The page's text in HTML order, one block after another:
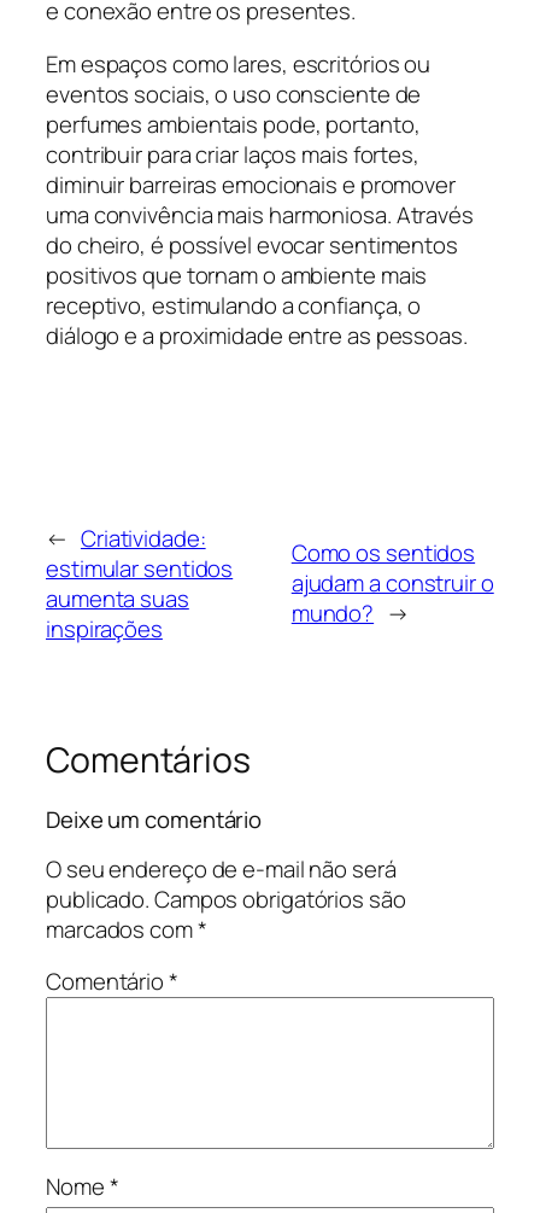
e conexão entre os presentes.
Em espaços como lares, escritórios ou
eventos sociais, o uso consciente de
perfumes ambientais pode, portanto,
contribuir para criar laços mais fortes,
diminuir barreiras emocionais e promover
uma convivência mais harmoniosa. Através
do cheiro, é possível evocar sentimentos
positivos que tornam o ambiente mais
receptivo, estimulando a confiança, o
diálogo e a proximidade entre as pessoas.
← Criatividade:
estimular sentidos
aumenta suas
inspirações
Como os sentidos
ajudam a construir o
mundo? →
Comentários
Deixe um comentário
O seu endereço de e-mail não será
publicado.Campos obrigatórios são
marcados com*
Comentário*
Nome*